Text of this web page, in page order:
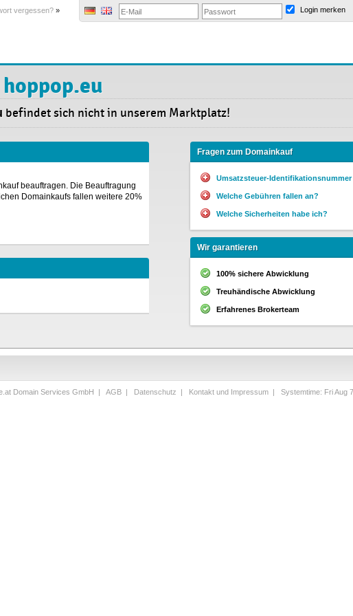
vergessen? » Login merken
hoppop.eu
befindet sich nicht in unserem Marktplatz!
beauftragen. Die Beauftragung
Domainkaufs fallen weitere 20%
Fragen zum Domainkauf
Umsatzsteuer-Identifikationsnummer
Welche Gebühren fallen an?
Welche Sicherheiten habe ich?
Wir garantieren
100% sichere Abwicklung
Treuhändische Abwicklung
Erfahrenes Brokerteam
Domain Services GmbH | AGB | Datenschutz | Kontakt und Impressum | Systemtime: Fri Aug